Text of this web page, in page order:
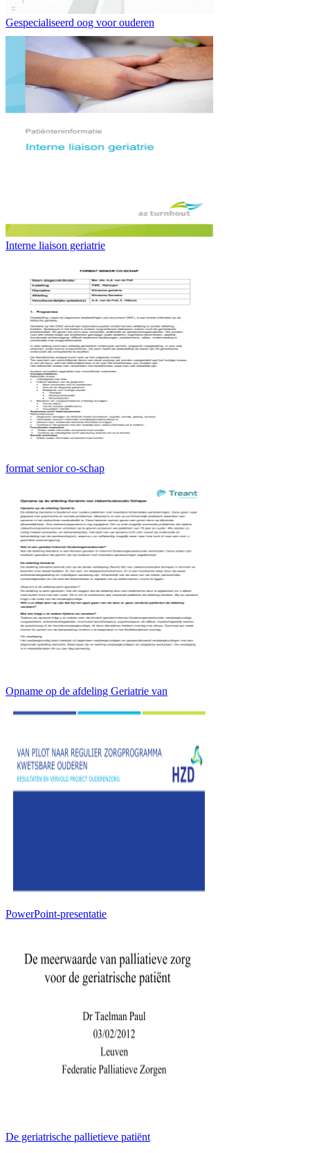
Gespecialiseerd oog voor ouderen
Interne liaison geriatrie
format senior co-schap
Opname op de afdeling Geriatrie van
PowerPoint-presentatie
De geriatrische pallietieve patiënt